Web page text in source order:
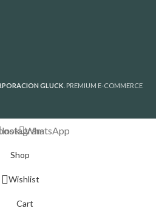
GLUCK . PREMIUM E-COMMERCE
InstagramWhatsApp
Shop
Wishlist
Cart